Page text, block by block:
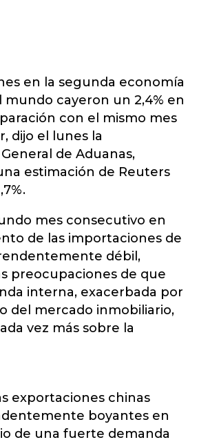
en la segunda economía
mundo cayeron un 2,4% en
con el mismo mes
dijo el lunes la
de Aduanas,
estimación de Reuters
mes consecutivo en
de las importaciones de
débil,
preocupaciones de que
interna, exacerbada por
del mercado inmobiliario,
vez más sobre la
exportaciones chinas
boyantes en
de una fuerte demanda